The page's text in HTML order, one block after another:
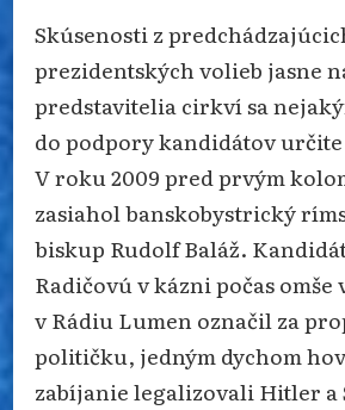
Skúsenosti z
prezidentských volieb jasne
predstavitelia cirkví sa
do podpory kandidátov
V roku 2009 pred prvým
zasiahol banskobystrický
biskup Rudolf Baláž.
Radičovú v kázni počas omše
v Rádiu Lumen označil za
političku, jedným dychom
zabíjanie legalizovali Hitler a